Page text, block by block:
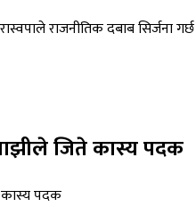
जिते कास्य पदक